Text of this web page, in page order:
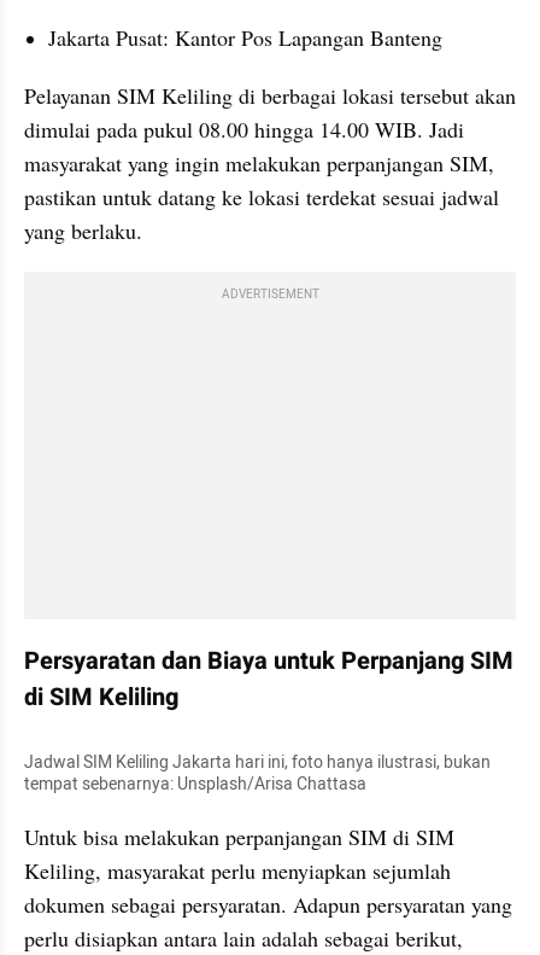
Jakarta Pusat: Kantor Pos Lapangan Banteng
Pelayanan SIM Keliling di berbagai lokasi tersebut akan
dimulai pada pukul 08.00 hingga 14.00 WIB. Jadi
masyarakat yang ingin melakukan perpanjangan SIM,
pastikan untuk datang ke lokasi terdekat sesuai jadwal
yang berlaku.
ADVERTISEMENT
Persyaratan dan Biaya untuk Perpanjang SIM
di SIM Keliling
Jadwal SIM Keliling Jakarta hari ini, foto hanya ilustrasi, bukan
tempat sebenarnya: Unsplash/Arisa Chattasa
Untuk bisa melakukan perpanjangan SIM di SIM
Keliling, masyarakat perlu menyiapkan sejumlah
dokumen sebagai persyaratan. Adapun persyaratan yang
perlu disiapkan antara lain adalah sebagai berikut,